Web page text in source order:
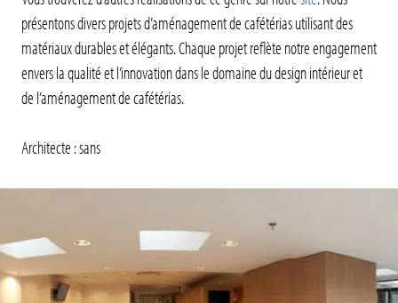
présentons divers projets d’aménagement de cafétérias utilisant des
matériaux durables et élégants. Chaque projet reflète notre engagement
envers la qualité et l’innovation dans le domaine du design intérieur et
de l’aménagement de cafétérias.
Architecte : sans